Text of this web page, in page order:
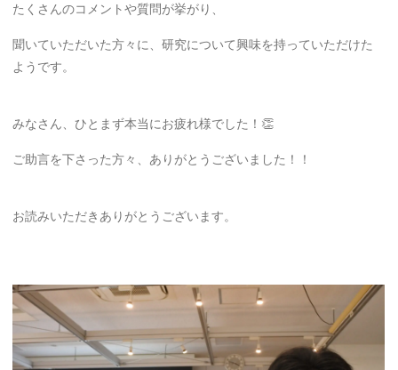
たくさんのコメントや質問が挙がり、
聞いていただいた方々に、研究について興味を持っていただけた
ようです。
みなさん、ひとまず本当にお疲れ様でした！👏
ご助言を下さった方々、ありがとうございました！！
お読みいただきありがとうございます。